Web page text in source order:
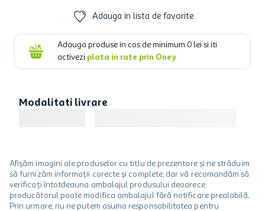
Adauga in lista de favorite
Adauga produse in cos de minimum 0 lei si iti
activezi plata in rate prin Oney
Modalitati livrare
Afișăm imagini ale produselor cu titlu de prezentare și ne străduim
să furnizăm informații corecte și complete, dar vă recomandăm să
verificați întotdeauna ambalajul produsului deoarece
producătorul poate modifica ambalajul fără notificare prealabilă.
Prin urmare, nu ne putem asuma responsabilitatea pentru